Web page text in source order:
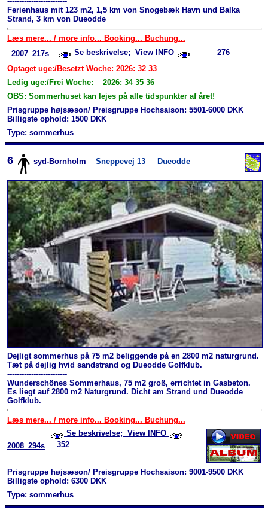
Ferienhaus mit 123 m2, 1,5 km von Snogebæk Havn und Balka
Strand, 3 km von Dueodde
Læs mere... / more info... Booking... Buchung...
2007_217s
Se beskrivelse; View INFO
276
Optaget uge:/Besetzt Woche: 2026: 32 33
Ledig uge:/Frei Woche: 2026: 34 35 36
OBS: Sommerhuset kan lejes på alle tidspunkter af året!
Prisgruppe højsæson/ Preisgruppe Hochsaison: 5501-6000 DKK
Billigste ophold: 1500 DKK
Type: sommerhus
6 syd-Bornholm Sneppevej 13 Dueodde
Dejligt sommerhus på 75 m2 beliggende på en 2800 m2 naturgrund.
Tæt på dejlig hvid sandstrand og Dueodde Golfklub.
-------------------------
Wunderschönes Sommerhaus, 75 m2 groß, errichtet in Gasbeton.
Es liegt auf 2800 m2 Naturgrund. Dicht am Strand und Dueodde
Golfklub.
Læs mere... / more info... Booking... Buchung...
2008_294s
Se beskrivelse; View INFO
352
Prisgruppe højsæson/ Preisgruppe Hochsaison: 9001-9500 DKK
Billigste ophold: 6300 DKK
Type: sommerhus